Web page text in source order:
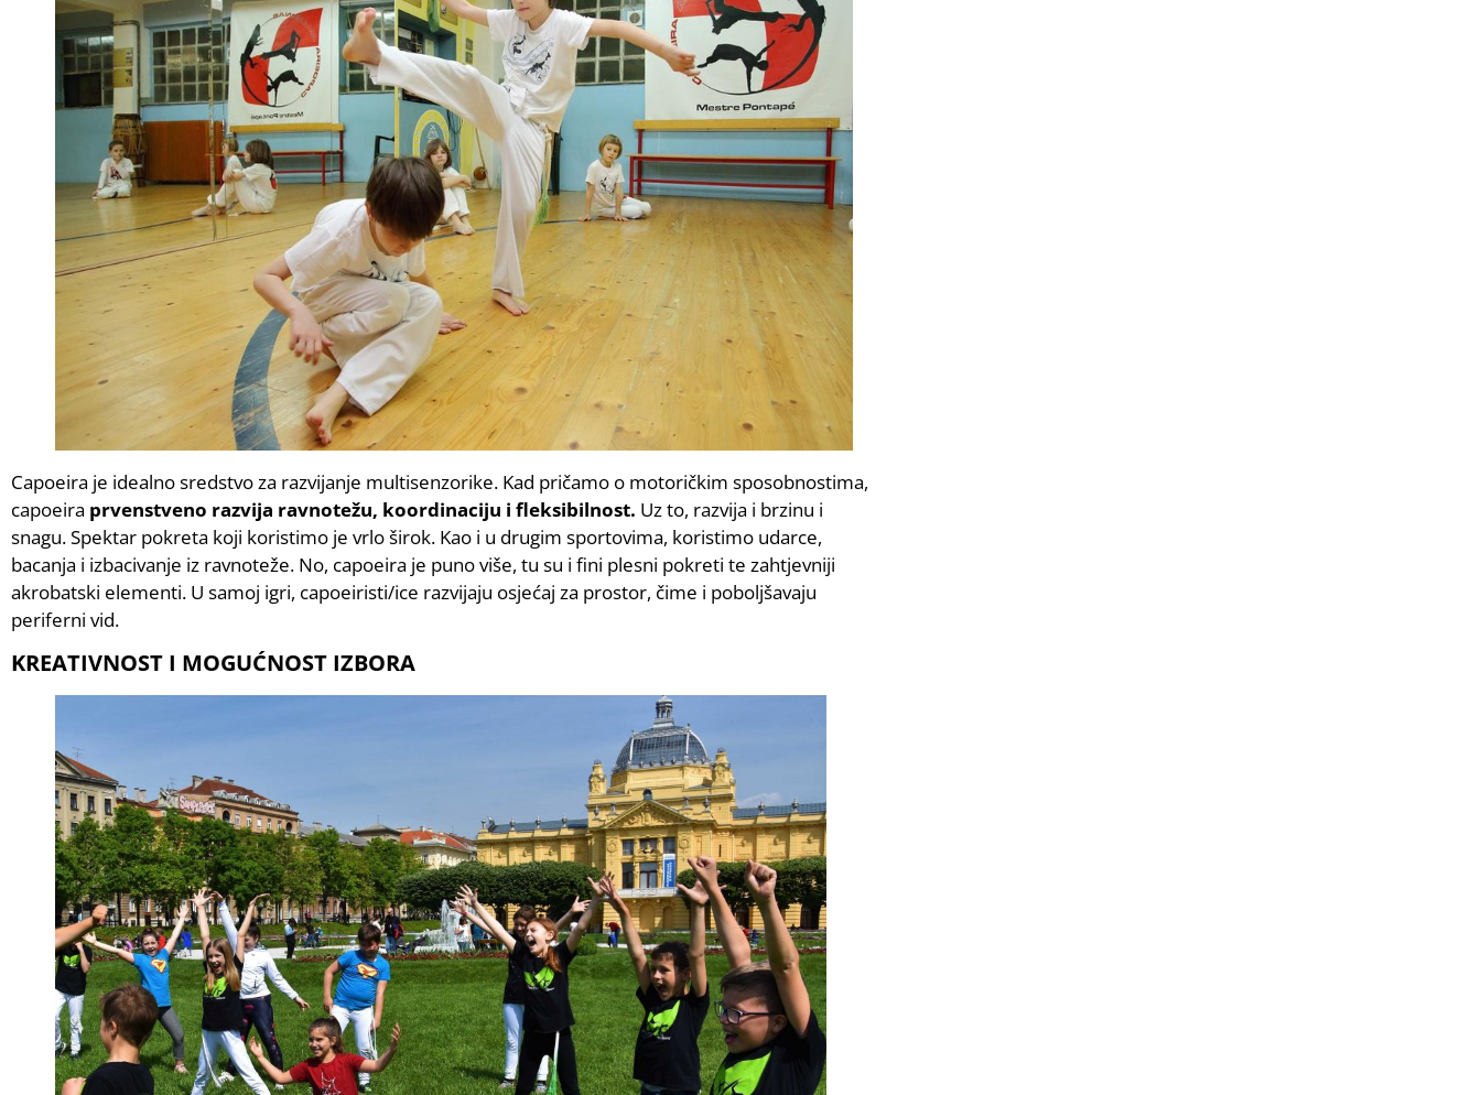
Capoeira je idealno sredstvo za razvijanje multisenzorike. Kad pričamo o motoričkim sposobnostima,
capoeira prvenstveno razvija ravnotežu, koordinaciju i fleksibilnost. Uz to, razvija i brzinu i
snagu. Spektar pokreta koji koristimo je vrlo širok. Kao i u drugim sportovima, koristimo udarce,
bacanja i izbacivanje iz ravnoteže. No, capoeira je puno više, tu su i fini plesni pokreti te zahtjevniji
akrobatski elementi. U samoj igri, capoeiristi/ice razvijaju osjećaj za prostor, čime i poboljšavaju
periferni vid.
KREATIVNOST I MOGUĆNOST IZBORA